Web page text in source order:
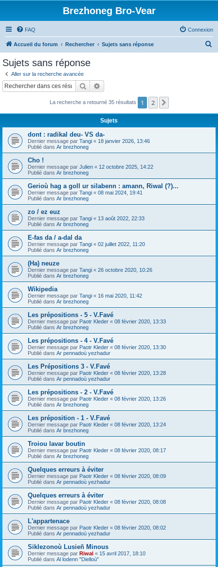
Brezhoneg Bro-Vear
FAQ Connexion
Accueil du forum Rechercher Sujets sans réponse
c
Sujets sans réponse
Aller sur la recherche avancée
Rechercher
La recherche a retourné 35 résultats 1 2
Sujets
dont : radikal deu- VS da-
Dernier message par Tangi « 18 janvier 2026, 13:46
Publié dans Ar brezhoneg
Cho !
Dernier message par Julien « 12 octobre 2025, 14:22
Publié dans Ar brezhoneg
Gerioù hag a goll ur silabenn : amann, Riwal (?)...
Dernier message par Tangi « 08 mai 2024, 19:41
Publié dans Ar brezhoneg
zo / ez euz
Dernier message par Tangi « 13 août 2022, 22:33
Publié dans Ar brezhoneg
E-fas da / a-dal da
Dernier message par Tangi « 02 juillet 2022, 11:20
Publié dans Ar brezhoneg
(Ha) neuze
Dernier message par Tangi « 26 octobre 2020, 10:26
Publié dans Ar brezhoneg
Wikipedia
Dernier message par Tangi « 16 mai 2020, 11:42
Publié dans Ar brezhoneg
Les prépositions - 5 - V.Favé
Dernier message par Paotr Kleder « 08 février 2020, 13:33
Publié dans Ar brezhoneg
Les prépositions - 4 - V.Favé
Dernier message par Paotr Kleder « 08 février 2020, 13:30
Publié dans Ar pennadoù yezhadur
Les Prépositions 3 - V.Favé
Dernier message par Paotr Kleder « 08 février 2020, 13:28
Publié dans Ar pennadoù yezhadur
Les prépositions - 2 - V.Favé
Dernier message par Paotr Kleder « 08 février 2020, 13:26
Publié dans Ar brezhoneg
Les préposition - 1 - V.Favé
Dernier message par Paotr Kleder « 08 février 2020, 13:24
Publié dans Ar brezhoneg
Troiou lavar boutin
Dernier message par Paotr Kleder « 08 février 2020, 08:17
Publié dans Ar brezhoneg
Quelques erreurs à éviter
Dernier message par Paotr Kleder « 08 février 2020, 08:09
Publié dans Ar pennadoù yezhadur
Quelques erreurs à éviter
Dernier message par Paotr Kleder « 08 février 2020, 08:08
Publié dans Ar pennadoù yezhadur
L'appartenace
Dernier message par Paotr Kleder « 08 février 2020, 08:02
Publié dans Ar pennadoù yezhadur
Siklezonoù Lusieñ Minous
Dernier message par Riwal « 15 avril 2017, 18:10
Publié dans Al lodenn "Dielloù"